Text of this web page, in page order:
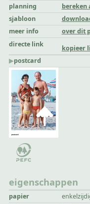
planning
bereken
sjabloon
meer info
over dit
directe link
kopieer
▶︎postcard
eigenschappen
papier